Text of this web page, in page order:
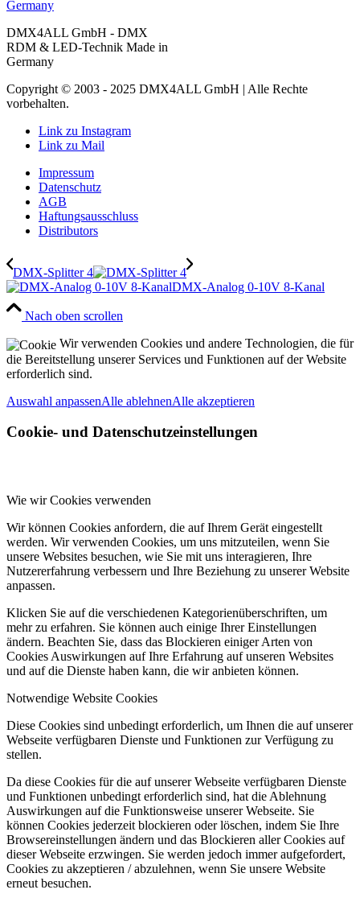
DMX4ALL GmbH - DMX
RDM & LED-Technik Made in
Germany
Copyright © 2003 - 2025 DMX4ALL GmbH | Alle Rechte
vorbehalten.
Link zu Instagram
Link zu Mail
Impressum
Datenschutz
AGB
Haftungsausschluss
Distributors
DMX-Splitter 4
DMX-​Analog 0-10V 8-​Kanal
Nach oben scrollen
Wir verwenden Cookies und andere Technologien, die für
die Bereitstellung unserer Services und Funktionen auf der Website
erforderlich sind.
Auswahl anpassenAlle ablehnenAlle akzeptieren
Cookie- und Datenschutzeinstellungen
Wie wir Cookies verwenden
Wir können Cookies anfordern, die auf Ihrem Gerät eingestellt
werden. Wir verwenden Cookies, um uns mitzuteilen, wenn Sie
unsere Websites besuchen, wie Sie mit uns interagieren, Ihre
Nutzererfahrung verbessern und Ihre Beziehung zu unserer Website
anpassen.
Klicken Sie auf die verschiedenen Kategorienüberschriften, um
mehr zu erfahren. Sie können auch einige Ihrer Einstellungen
ändern. Beachten Sie, dass das Blockieren einiger Arten von
Cookies Auswirkungen auf Ihre Erfahrung auf unseren Websites
und auf die Dienste haben kann, die wir anbieten können.
Notwendige Website Cookies
Diese Cookies sind unbedingt erforderlich, um Ihnen die auf unserer
Webseite verfügbaren Dienste und Funktionen zur Verfügung zu
stellen.
Da diese Cookies für die auf unserer Webseite verfügbaren Dienste
und Funktionen unbedingt erforderlich sind, hat die Ablehnung
Auswirkungen auf die Funktionsweise unserer Webseite. Sie
können Cookies jederzeit blockieren oder löschen, indem Sie Ihre
Browsereinstellungen ändern und das Blockieren aller Cookies auf
dieser Webseite erzwingen. Sie werden jedoch immer aufgefordert,
Cookies zu akzeptieren / abzulehnen, wenn Sie unsere Website
erneut besuchen.